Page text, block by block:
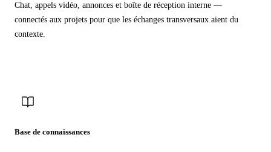
Chat, appels vidéo, annonces et boîte de réception interne —
connectés aux projets pour que les échanges transversaux aient du
contexte.
Base de connaissances